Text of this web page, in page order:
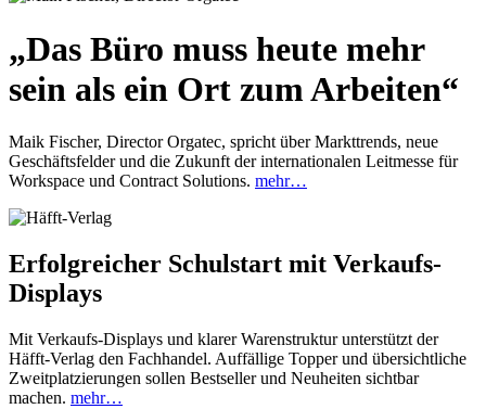
„Das Büro muss heute mehr
sein als ein Ort zum Arbeiten“
Maik Fischer, Director Orgatec, spricht über Markttrends, neue
Geschäftsfelder und die Zukunft der internationalen Leitmesse für
Workspace und Contract Solutions. mehr…
Erfolgreicher Schulstart mit Verkaufs-
Displays
Mit Verkaufs-Displays und klarer Warenstruktur unterstützt der
Häfft-Verlag den Fachhandel. Auffällige Topper und übersichtliche
Zweitplatzierungen sollen Bestseller und Neuheiten sichtbar
machen. mehr…